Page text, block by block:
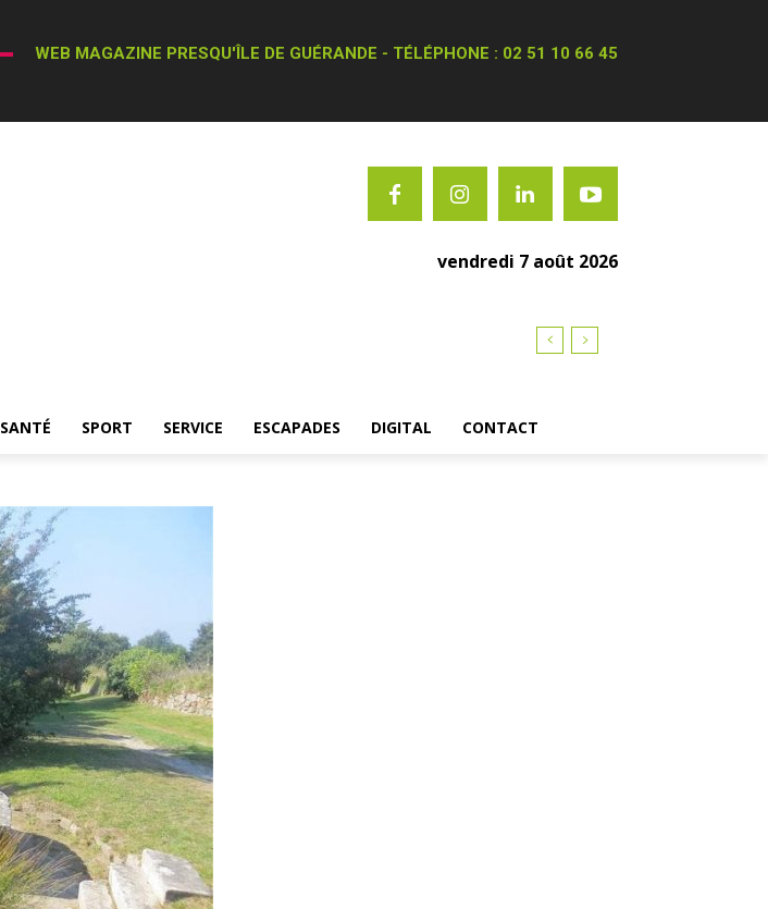
WEB MAGAZINE PRESQU'ÎLE DE GUÉRANDE - TÉLÉPHONE : 02 51 10 66 45
vendredi 7 août 2026
SANTÉ SPORT SERVICE ESCAPADES DIGITAL CONTACT